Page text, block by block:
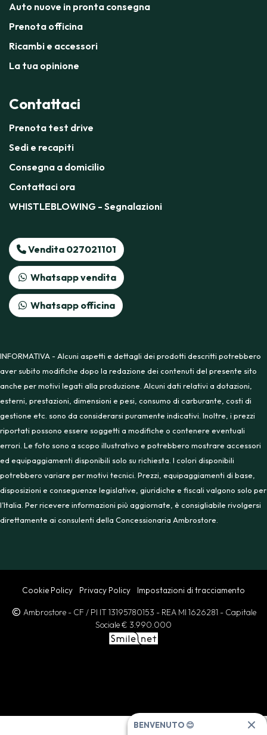
Auto nuove in pronta consegna
Prenota officina
Ricambi e accessori
La tua opinione
Contattaci
Prenota test drive
Sedi e recapiti
Consegna a domicilio
Contattaci ora
WHISTLEBLOWING - Segnalazioni
Vendita 027021101
Whatsapp vendita
Whatsapp officina
INFORMATIVA - Alcuni aspetti e dettagli dei prodotti descritti potrebbero
aver subito modifiche dopo la redazione dei contenuti del presente sito
anche per motivi legati alla produzione. Alcuni dati relativi a dotazioni,
esterni, prestazioni, dimensioni e pesi, consumo di carburante, costi di
gestione etc. sono da considerarsi puramente indicativi. Inoltre, i prezzi
riportati possono essere soggetti a modifiche o contenere eventuali
errori. Le foto sono a scopo illustrativo e potrebbero mostrare accessori
ed equipaggiamenti disponibili solo su richiesta. I colori disponibili
potrebbero variare per motivi tecnici. Prezzi, equipaggiamenti di base,
disposizioni e conseguenze legislative, giuridiche e fiscali valgono solo per
l’Italia. Per ricevere informazioni più aggiornate, è consigliabile rivolgersi
direttamente ai consulenti della Concessionaria Ambrostore.
Cookie Policy Privacy Policy Impostazioni di tracciamento
Ambrostore - CF / PI IT 13195780153 - REA MI 1626281 - Capitale
Sociale € 3.990.000
BENVENUTO 😊